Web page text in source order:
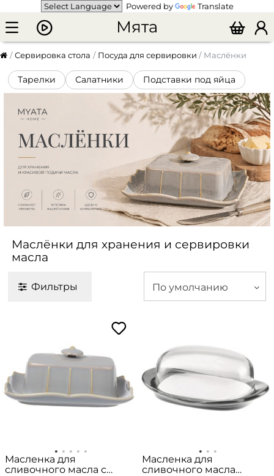
Powered by Translate
Мята
Сервировка стола Посуда для сервировки Маслёнки
Тарелки Салатники Подставки под яйца
Маслёнки для хранения и сервировки
масла
Фильтры По умолчанию
Масленка для
сливочного масла с
Масленка для
сливочного масла